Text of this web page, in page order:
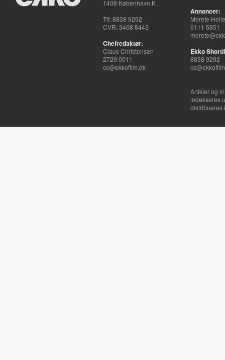
1408 København K
Tlf. 8838 9292
CVR. 3468 8443
Chefredaktør:
Claus Christensen
2729 0011
cc@ekkofilm.dk
Annoncer:
Merete
6111 5851
Ekko
8838 9292
Artikler og
indekseres
distribueres